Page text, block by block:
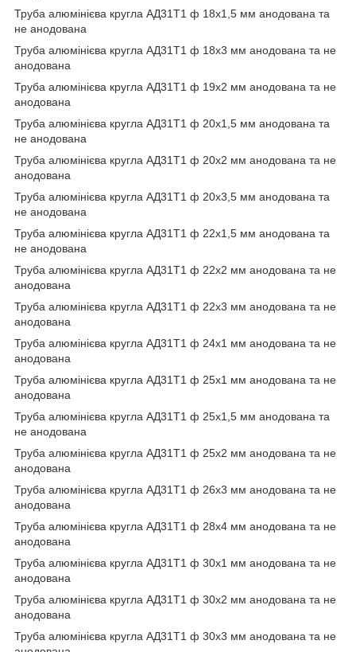
Труба алюмінієва кругла АД31Т1 ф 18х1,5 мм анодована та
не анодована
Труба алюмінієва кругла АД31Т1 ф 18х3 мм анодована та не
анодована
Труба алюмінієва кругла АД31Т1 ф 19х2 мм анодована та не
анодована
Труба алюмінієва кругла АД31Т1 ф 20х1,5 мм анодована та
не анодована
Труба алюмінієва кругла АД31Т1 ф 20х2 мм анодована та не
анодована
Труба алюмінієва кругла АД31Т1 ф 20х3,5 мм анодована та
не анодована
Труба алюмінієва кругла АД31Т1 ф 22х1,5 мм анодована та
не анодована
Труба алюмінієва кругла АД31Т1 ф 22х2 мм анодована та не
анодована
Труба алюмінієва кругла АД31Т1 ф 22х3 мм анодована та не
анодована
Труба алюмінієва кругла АД31Т1 ф 24х1 мм анодована та не
анодована
Труба алюмінієва кругла АД31Т1 ф 25х1 мм анодована та не
анодована
Труба алюмінієва кругла АД31Т1 ф 25х1,5 мм анодована та
не анодована
Труба алюмінієва кругла АД31Т1 ф 25х2 мм анодована та не
анодована
Труба алюмінієва кругла АД31Т1 ф 26х3 мм анодована та не
анодована
Труба алюмінієва кругла АД31Т1 ф 28х4 мм анодована та не
анодована
Труба алюмінієва кругла АД31Т1 ф 30х1 мм анодована та не
анодована
Труба алюмінієва кругла АД31Т1 ф 30х2 мм анодована та не
анодована
Труба алюмінієва кругла АД31Т1 ф 30х3 мм анодована та не